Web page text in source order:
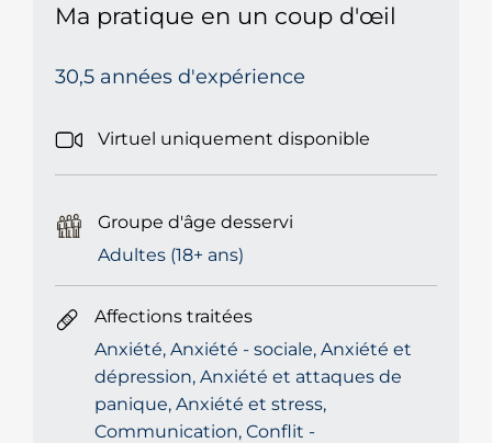
Ma pratique en un coup d'œil
30,5 années d'expérience
Virtuel uniquement disponible
Groupe d'âge desservi
Adultes (18+ ans)
Affections traitées
Anxiété, Anxiété - sociale, Anxiété et
dépression, Anxiété et attaques de
panique, Anxiété et stress,
Communication, Conflit -